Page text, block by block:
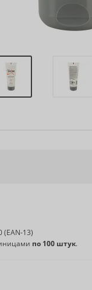
(EAN-13)
по 100 штук.